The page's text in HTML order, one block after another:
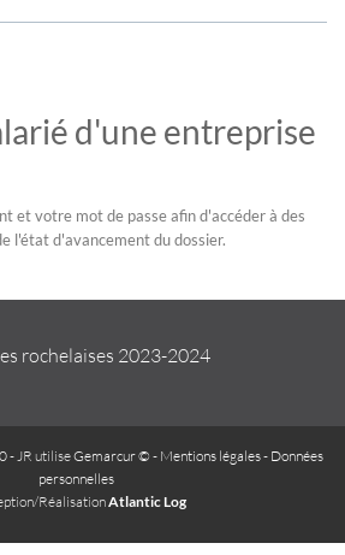
d'une entreprise
et votre mot de passe afin d'accéder à des
l'état d'avancement du dossier.
rochelaises 2023-2024
- JR utiliseGemarcur © - Mentions légales- Données
personnelles
RéalisationAtlantic Log